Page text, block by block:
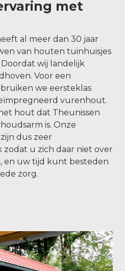
met
al meer dan 30 jaar
van houten tuinhuisjes
wij landelijk
Voor een
we eersteklas
vurenhout.
hout dat Theunissen
is. Onze
dus zeer
u zich daar niet over
en uw tijd kunt besteden
zorg.